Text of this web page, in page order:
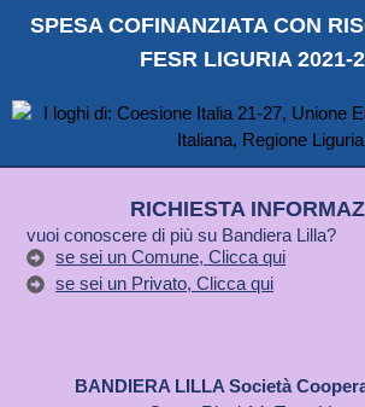
SPESA COFINANZIATA CON
FESR LIGURIA 2021-
RICHIESTA
vuoi conoscere di più su Bandiera Lilla?
se sei un Comune, Clicca qui
se sei un Privato, Clicca qui
BANDIERA LILLA Società